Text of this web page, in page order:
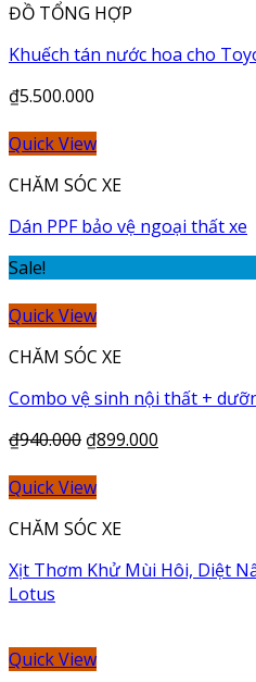
ĐỒ TỔNG HỢP
Khuếch tán nước hoa cho
₫5.500.000
Quick View
CHĂM SÓC XE
Dán PPF bảo vệ ngoại thất xe
Sale!
Quick View
CHĂM SÓC XE
Combo vệ sinh nội thất +
₫940.000 ₫899.000
Quick View
CHĂM SÓC XE
Xịt Thơm Khử Mùi Hôi, Diệt
Lotus
Quick View